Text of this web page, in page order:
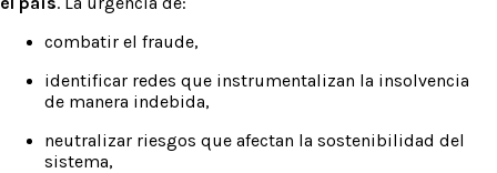
combatir el fraude,
identificar redes que instrumentalizan la insolvencia
de manera indebida,
neutralizar riesgos que afectan la sostenibilidad del
sistema,